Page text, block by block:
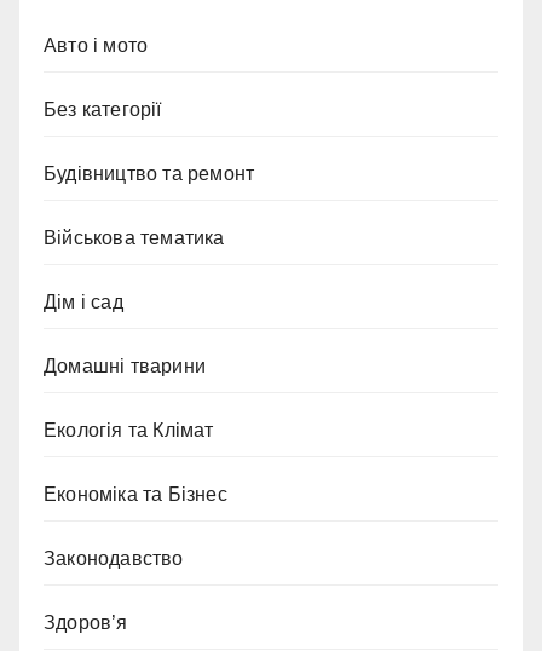
Авто і мото
Без категорії
Будівництво та ремонт
Військова тематика
Дім і сад
Домашні тварини
Екологія та Клімат
Економіка та Бізнес
Законодавство
Здоров’я